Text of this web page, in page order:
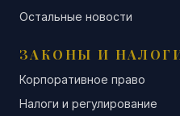
Остальные новости
ЗАКОНЫ И
Корпоративное право
Налоги и регулирование